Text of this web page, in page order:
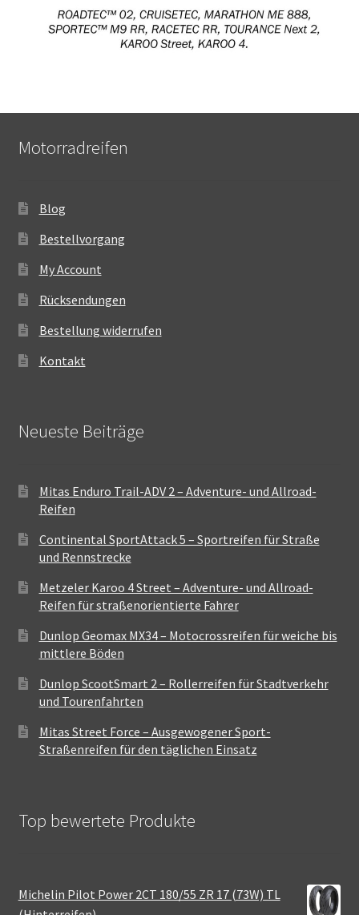
Motorradreifen
Blog
Bestellvorgang
My Account
Rücksendungen
Bestellung widerrufen
Kontakt
Neueste Beiträge
Mitas Enduro Trail-ADV 2 – Adventure- und Allroad-
Reifen
Continental SportAttack 5 – Sportreifen für Straße
und Rennstrecke
Metzeler Karoo 4 Street – Adventure- und Allroad-
Reifen für straßenorientierte Fahrer
Dunlop Geomax MX34 – Motocrossreifen für weiche bis
mittlere Böden
Dunlop ScootSmart 2 – Rollerreifen für Stadtverkehr
und Tourenfahrten
Mitas Street Force – Ausgewogener Sport-
Straßenreifen für den täglichen Einsatz
Top bewertete Produkte
Michelin Pilot Power 2CT 180/55 ZR 17 (73W) TL